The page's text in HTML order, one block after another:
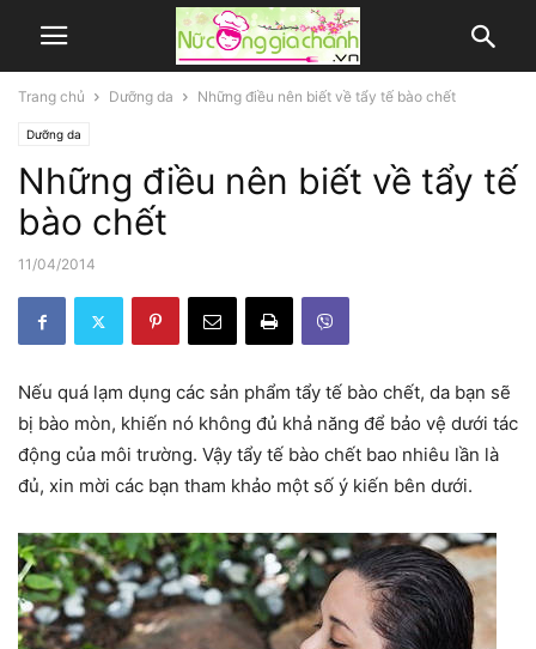
Trang chủ Dưỡng da Những điều nên biết về tẩy tế bào chết
Dưỡng da
Những điều nên biết về tẩy tế
bào chết
11/04/2014
Nếu quá lạm dụng các sản phẩm tẩy tế bào chết, da bạn sẽ
bị bào mòn, khiến nó không đủ khả năng để bảo vệ dưới tác
động của môi trường. Vậy tẩy tế bào chết bao nhiêu lần là
đủ, xin mời các bạn tham khảo một số ý kiến bên dưới.